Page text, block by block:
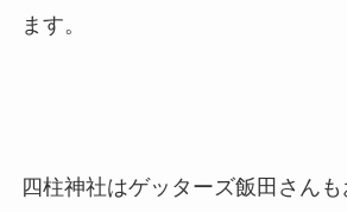
ます。
四柱神社はゲッターズ飯田さんも